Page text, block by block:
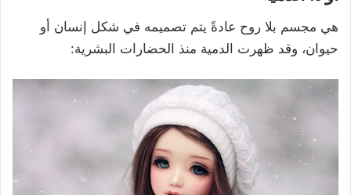
هي مجسم بلا روح عادةً يتم تصميمه في شكل إنسان أو
حيوان، وقد ظهرت الدمية منذ الحضارات البشرية: